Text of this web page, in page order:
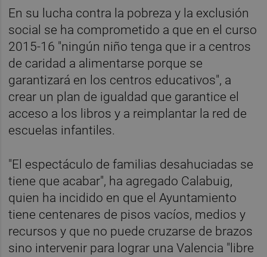
En su lucha contra la pobreza y la exclusión
social se ha comprometido a que en el curso
2015-16 "ningún niño tenga que ir a centros
de caridad a alimentarse porque se
garantizará en los centros educativos", a
crear un plan de igualdad que garantice el
acceso a los libros y a reimplantar la red de
escuelas infantiles.
"El espectáculo de familias desahuciadas se
tiene que acabar", ha agregado Calabuig,
quien ha incidido en que el Ayuntamiento
tiene centenares de pisos vacíos, medios y
recursos y que no puede cruzarse de brazos
sino intervenir para lograr una Valencia "libre